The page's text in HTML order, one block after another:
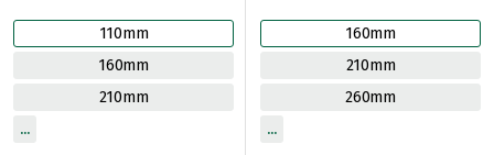
110mm
160mm
210mm
160mm
210mm
260mm